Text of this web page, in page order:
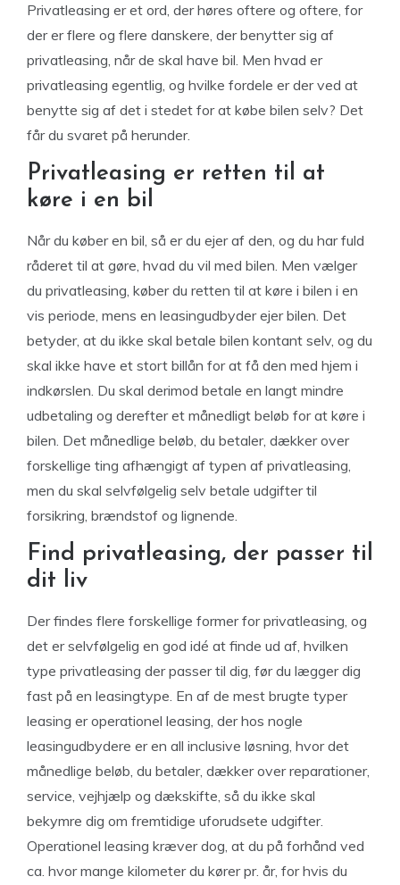
Privatleasing er et ord, der høres oftere og oftere, for
der er flere og flere danskere, der benytter sig af
privatleasing, når de skal have bil. Men hvad er
privatleasing egentlig, og hvilke fordele er der ved at
benytte sig af det i stedet for at købe bilen selv? Det
får du svaret på herunder.
Privatleasing er retten til at
køre i en bil
Når du køber en bil, så er du ejer af den, og du har fuld
råderet til at gøre, hvad du vil med bilen. Men vælger
du privatleasing, køber du retten til at køre i bilen i en
vis periode, mens en leasingudbyder ejer bilen. Det
betyder, at du ikke skal betale bilen kontant selv, og du
skal ikke have et stort billån for at få den med hjem i
indkørslen. Du skal derimod betale en langt mindre
udbetaling og derefter et månedligt beløb for at køre i
bilen. Det månedlige beløb, du betaler, dækker over
forskellige ting afhængigt af typen af privatleasing,
men du skal selvfølgelig selv betale udgifter til
forsikring, brændstof og lignende.
Find privatleasing, der passer til
dit liv
Der findes flere forskellige former for privatleasing, og
det er selvfølgelig en god idé at finde ud af, hvilken
type privatleasing der passer til dig, før du lægger dig
fast på en leasingtype. En af de mest brugte typer
leasing er operationel leasing, der hos nogle
leasingudbydere er en all inclusive løsning, hvor det
månedlige beløb, du betaler, dækker over reparationer,
service, vejhjælp og dækskifte, så du ikke skal
bekymre dig om fremtidige uforudsete udgifter.
Operationel leasing kræver dog, at du på forhånd ved
ca. hvor mange kilometer du kører pr. år, for hvis du